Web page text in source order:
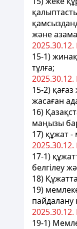
және
15-1)
тұлға;
15-2)
жасаған
16)
маңызы
17) құжат -
17-1)
белгілеу
18)
19)
пайдалану
19-1)